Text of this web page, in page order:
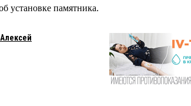
установке памятника.